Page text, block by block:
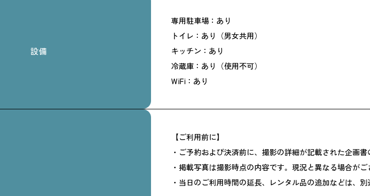
設備
専用駐車場：あり
トイレ：あり（男女共用）
キッチン：あり
冷蔵庫：あり（使用不可）
WiFi：あり
【ご利用前に】
・ご予約および決済前に、撮影の詳細が記載された企画
・掲載写真は撮影時点の内容です。現況と異なる場合がご
・当日のご利用時間の延長、レンタル品の追加などは、